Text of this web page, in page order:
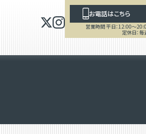
お電話はこちら
営業時間 平日：12:00～
定休日：